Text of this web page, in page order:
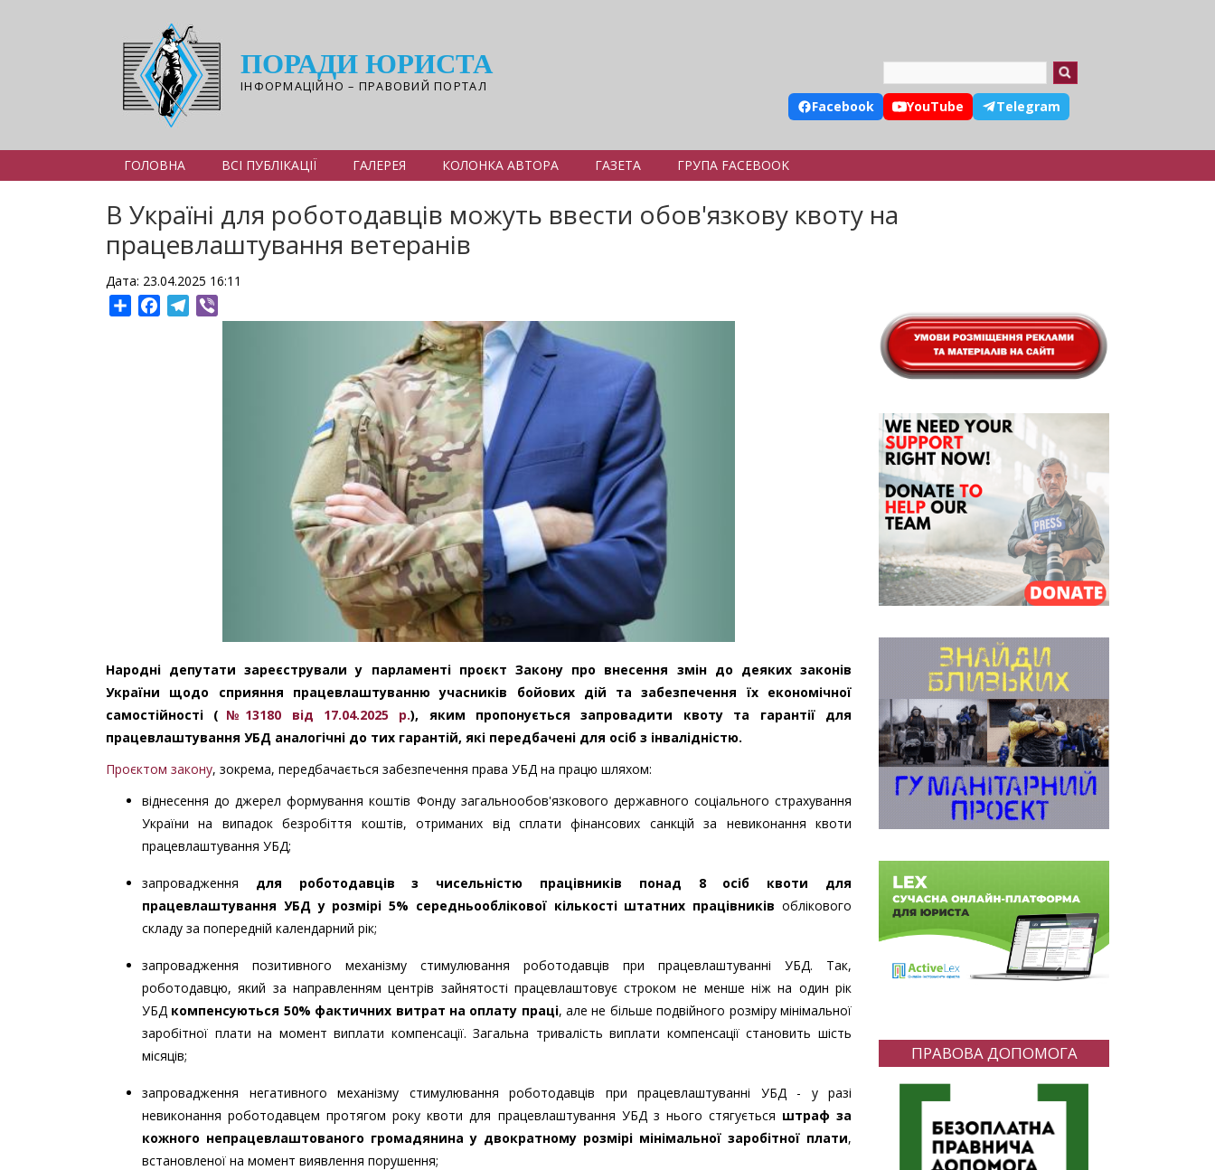
ПОРАДИ ЮРИСТА
ІНФОРМАЦІЙНО – ПРАВОВИЙ ПОРТАЛ
Facebook YouTube Telegram
ГОЛОВНА ВСІ ПУБЛІКАЦІЇ ГАЛЕРЕЯ КОЛОНКА АВТОРА ГАЗЕТА ГРУПА FACEBOOK
В Україні для роботодавців можуть ввести обов'язкову квоту на
працевлаштування ветеранів
Дата: 23.04.2025 16:11
ShareFacebookTelegram
Народні депутати зареєстрували у парламенті проєкт Закону про внесення змін до деяких законів
України щодо сприяння працевлаштуванню учасників бойових дій та забезпечення їх економічної
самостійності ( №13180 від 17.04.2025 р.), яким пропонується запровадити квоту та гарантії для
працевлаштування УБД аналогічні до тих гарантій, які передбачені для осіб з інвалідністю.
Проєктом закону, зокрема, передбачається забезпечення права УБД на працю шляхом:
віднесення до джерел формування коштів Фонду загальнообов'язкового державного соціального страхування
України на випадок безробіття коштів, отриманих від сплати фінансових санкцій за невиконання квоти
працевлаштування УБД;
запровадження для роботодавців з чисельністю працівників понад 8 осіб квоти для
працевлаштування УБД у розмірі 5% середньооблікової кількості штатних працівників облікового
складу за попередній календарний рік;
запровадження позитивного механізму стимулювання роботодавців при працевлаштуванні УБД. Так,
роботодавцю, який за направленням центрів зайнятості працевлаштовує строком не менше ніж на один рік
УБД компенсуються 50% фактичних витрат на оплату праці, але не більше подвійного розміру мінімальної
заробітної плати на момент виплати компенсації. Загальна тривалість виплати компенсації становить шість
місяців;
запровадження негативного механізму стимулювання роботодавців при працевлаштуванні УБД - у разі
невиконання роботодавцем протягом року квоти для працевлаштування УБД з нього стягується штраф за
кожного непрацевлаштованого громадянина у двократному розмірі мінімальної заробітної плати,
встановленої на момент виявлення порушення;
ПРАВОВА ДОПОМОГА